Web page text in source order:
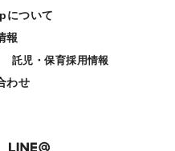
について
報
託児・保育採用情報
わせ